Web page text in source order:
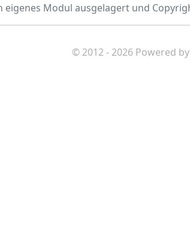
© 2012 - 2026 Powered by